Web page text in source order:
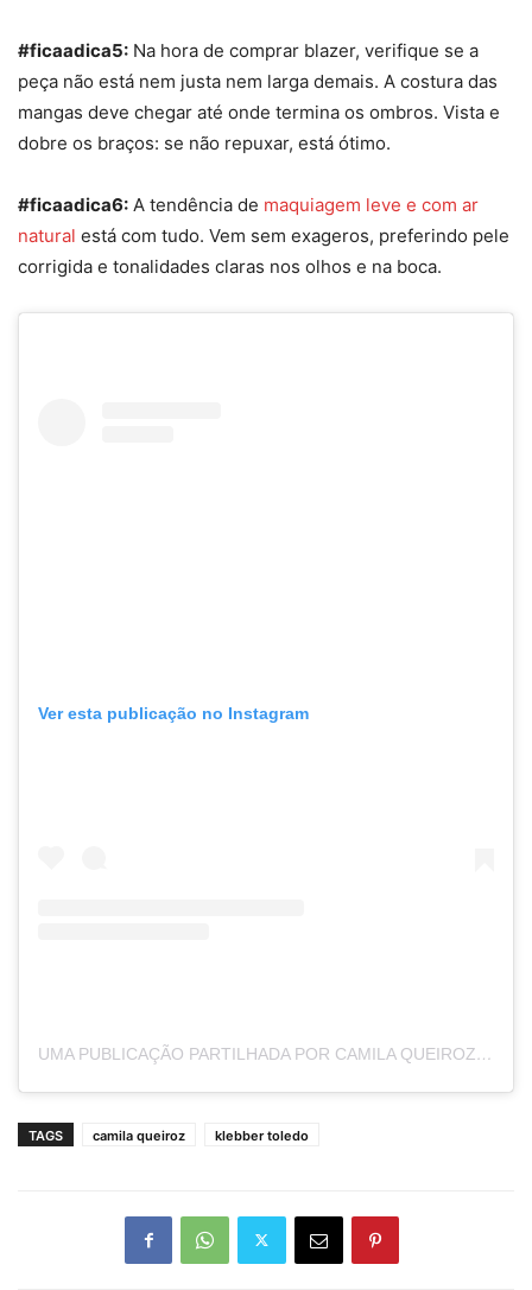
#ficaadica5: Na hora de comprar blazer, verifique se a
peça não está nem justa nem larga demais. A costura das
mangas deve chegar até onde termina os ombros. Vista e
dobre os braços: se não repuxar, está ótimo.
#ficaadica6: A tendência de maquiagem leve e com ar
natural está com tudo. Vem sem exageros, preferindo pele
corrigida e tonalidades claras nos olhos e na boca.
Ver esta publicação no Instagram
UMA PUBLICAÇÃO PARTILHADA POR CAMILA QUEIROZ (@CAMILAQUEIROZ)
TAGS camila queiroz klebber toledo